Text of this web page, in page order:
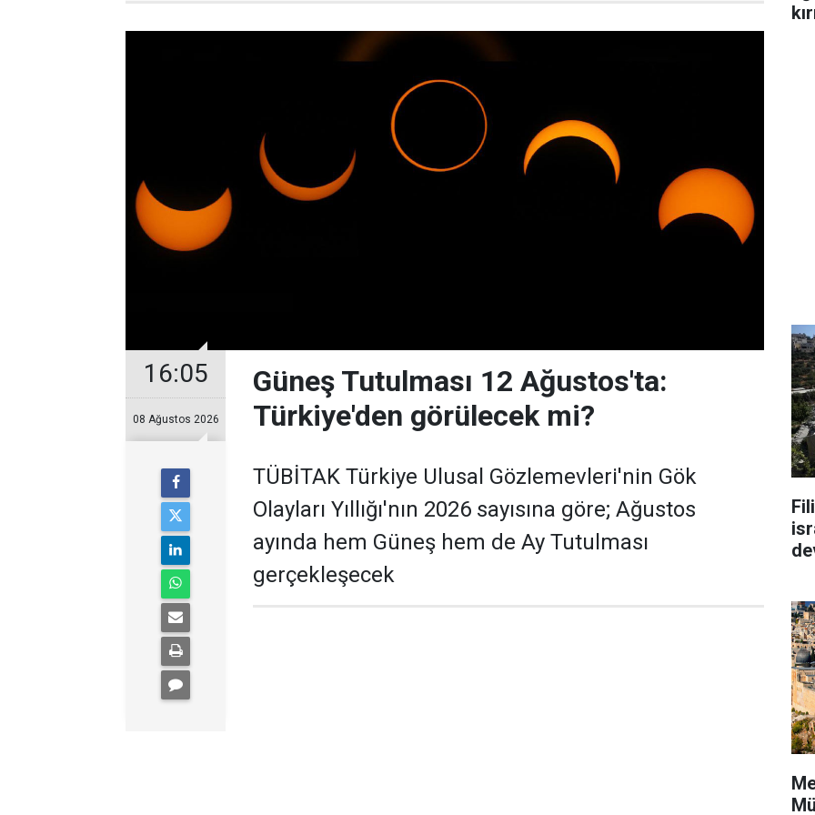
16:05
08 Ağustos 2026
Güneş Tutulması 12 Ağustos'ta:
Türkiye'den görülecek mi?
TÜBİTAK Türkiye Ulusal Gözlemevleri'nin Gök
Olayları Yıllığı'nın 2026 sayısına göre; Ağustos
ayında hem Güneş hem de Ay Tutulması
gerçekleşecek